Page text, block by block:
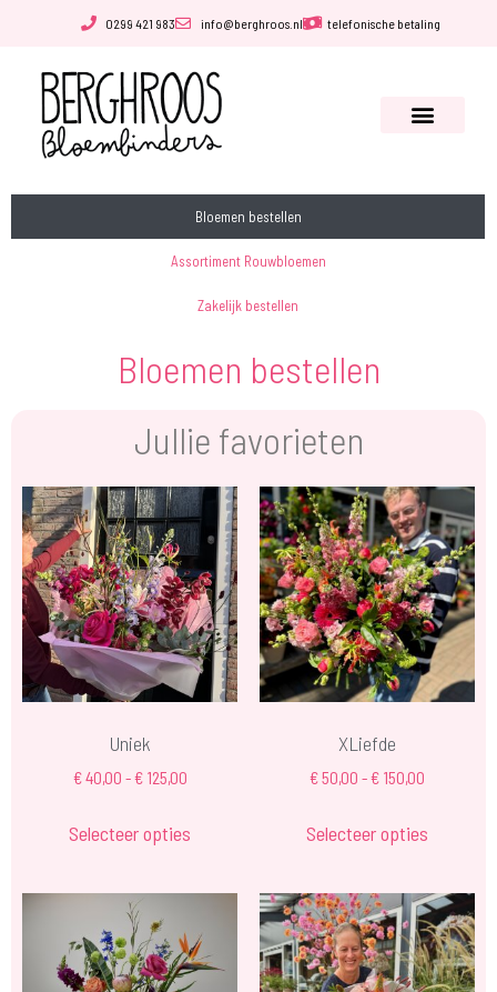
0299 421 983 info@berghroos.nl telefonische betaling
Bloemen bestellen
Assortiment Rouwbloemen
Zakelijk bestellen
Bloemen bestellen
Jullie favorieten
Uniek
€40,00 -€125,00
Selecteer opties
XLiefde
€50,00 -€ 150,00
Selecteer opties